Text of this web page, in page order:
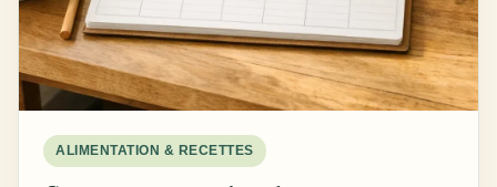
ALIMENTATION & RECETTES